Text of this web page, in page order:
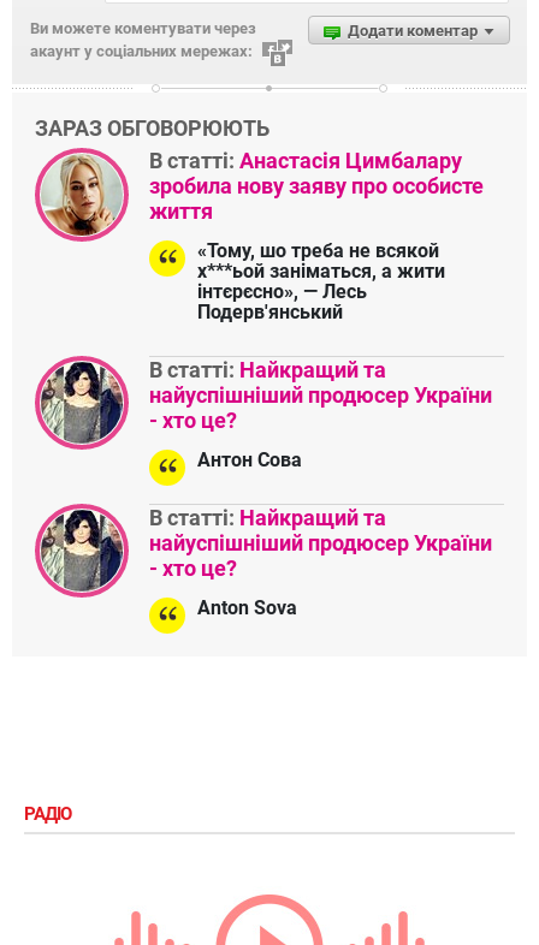
Додати коментар
Ви можете коментувати через
акаунт у соціальних мережах:
ЗАРАЗ ОБГОВОРЮЮТЬ
В статті: Анастасія Цимбалару
зробила нову заяву про особисте
життя
«Тому, шо треба не всякой
х***ьой заніматься, а жити
інтєрєсно», — Лесь
Подерв'янський
В статті: Найкращий та
найуспішніший продюсер України
- хто це?
Антон Сова
В статті: Найкращий та
найуспішніший продюсер України
- хто це?
Anton Sova
РАДІО